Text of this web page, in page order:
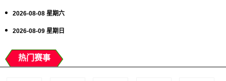
2026-08-08 星期六
2026-08-09 星期日
热门赛事